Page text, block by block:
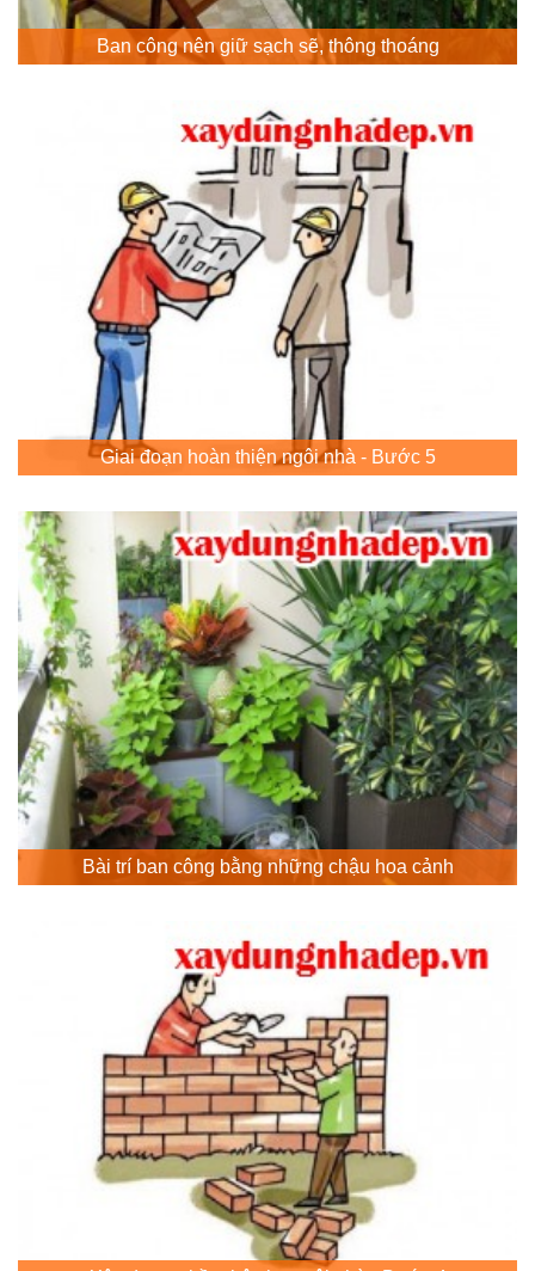
Ban công nên giữ sạch sẽ, thông thoáng
Giai đoạn hoàn thiện ngôi nhà - Bước 5
Bài trí ban công bằng những chậu hoa cảnh